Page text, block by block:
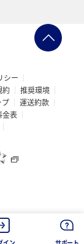
シー
約
推奨環境
運送約款
金表